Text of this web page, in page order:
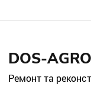
DOS-AGRO
Ремонт та